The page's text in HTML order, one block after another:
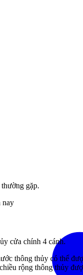
gặp.
nay
cửa chính 4 cánh.
thông thủy có thể
rộng thông thủy